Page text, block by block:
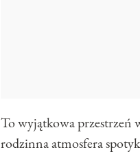
To wyjątkowa przestrzeń
rodzinna atmosfera